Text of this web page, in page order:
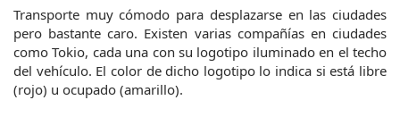
Transporte muy cómodo para desplazarse en las ciudades
pero bastante caro. Existen varias compañías en ciudades
como Tokio, cada una con su logotipo iluminado en el techo
del vehículo. El color de dicho logotipo lo indica si está libre
(rojo) u ocupado (amarillo).